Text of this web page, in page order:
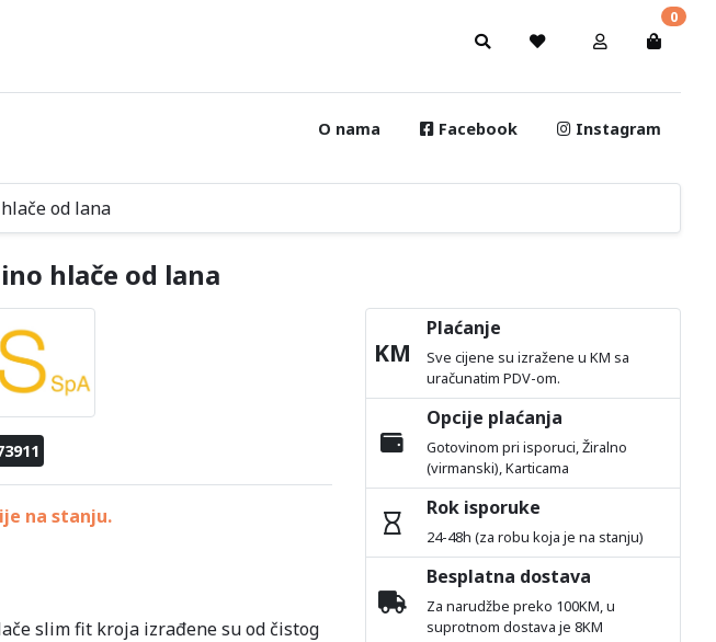
0
O nama Facebook Instagram
od lana
hlače od lana
na stanju.
slim fit kroja izrađene su od čistog
KM
Plaćanje
Sve cijene su izražene u KM sa
uračunatim PDV-om.
Opcije plaćanja
Gotovinom pri isporuci, Žiralno
(virmanski), Karticama
Rok isporuke
24-48h (za robu koja je na stanju)
Besplatna dostava
Za narudžbe preko 100KM, u
suprotnom dostava je 8KM